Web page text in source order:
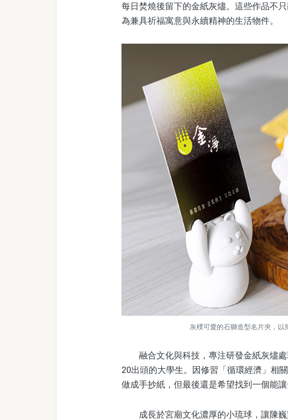
每日焚燒後留下的金紙灰燼。這些作品不
為兼具祈福寓意與永續精神的生活物件。
灰樸可愛的石獅造型名片夾，
融合文化與科技，專注研發金紙灰燼處
20出頭的大學生。因修習「循環經濟」相
做成手抄紙，但最後還是希望找到一個能
成長於宮廟文化濃厚的小琉球，讓陳巍